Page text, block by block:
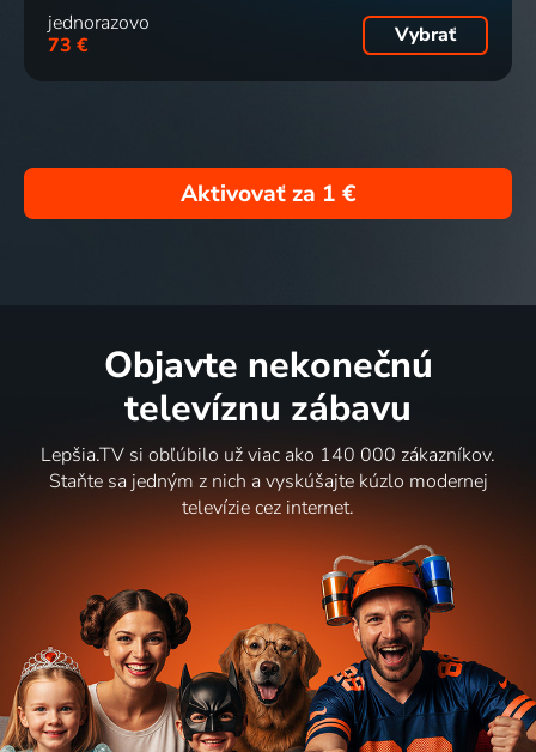
jednorazovo
73 €
Vybrať
Aktivovať za 1 €
Objavte nekonečnú
televíznu zábavu
Lepšia.TV si obľúbilo už viac ako 140 000 zákazníkov.
Staňte sa jedným z nich a vyskúšajte kúzlo modernej
televízie cez internet.